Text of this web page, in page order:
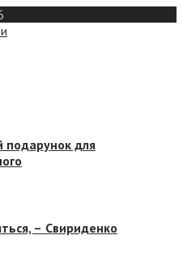
подарунок для
– Свириденко